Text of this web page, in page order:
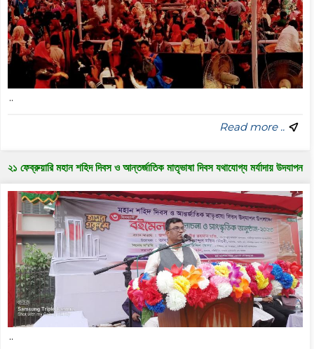
..
Read more ..
২১ ফেব্রুয়ারি মহান শহিদ দিবস ও আন্তর্জাতিক মাতৃভাষা দিবস যথাযোগ্য মর্যাদায় উদযাপন
..